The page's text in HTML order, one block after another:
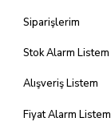
Siparişlerim
Stok Alarm Listem
Alışveriş Listem
Fiyat Alarm Listem